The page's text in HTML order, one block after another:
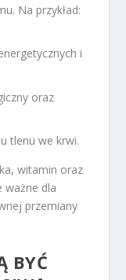
Na przykład:
i
oraz
tlenu we krwi.
witamin oraz
ważne dla
przemiany
BYĆ